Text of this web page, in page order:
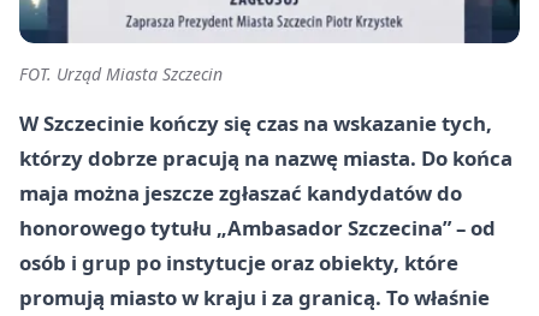
FOT. Urząd Miasta Szczecin
W Szczecinie kończy się czas na wskazanie tych,
którzy dobrze pracują na nazwę miasta. Do końca
maja można jeszcze zgłaszać kandydatów do
honorowego tytułu „Ambasador Szczecina” – od
osób i grup po instytucje oraz obiekty, które
promują miasto w kraju i za granicą. To właśnie